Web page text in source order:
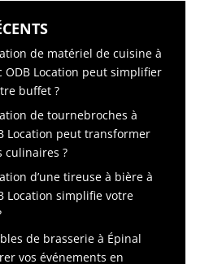
de matériel de cuisine à
ODB Location peut simplifier
buffet ?
de tournebroches à
Location peut transformer
culinaires ?
d’une tireuse à bière à
Location simplifie votre
de brasserie à Épinal
vos événements en